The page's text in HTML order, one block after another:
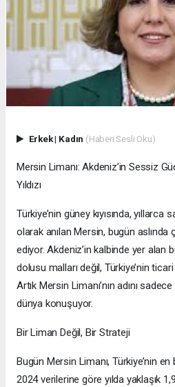
Erkek| Kadın (Haberi Sesli Oku)
Mersin Limanı: Akdeniz’in Sessiz
Yıldızı
Türkiye’nin güney kıyısında, yıllarca
olarak anılan Mersin, bugün aslında
ediyor. Akdeniz’in kalbinde yer alan
dolusu malları değil, Türkiye’nin
Artık Mersin Limanı’nın adını
dünya konuşuyor.
Bir Liman Değil, Bir Strateji
Bugün Mersin Limanı, Türkiye’nin
2024 verilerine göre yılda yaklaşık